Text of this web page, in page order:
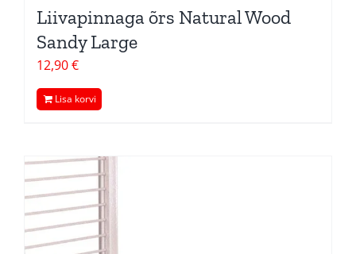
Liivapinnaga õrs Natural Wood
Sandy Large
12,90€
Lisa korvi